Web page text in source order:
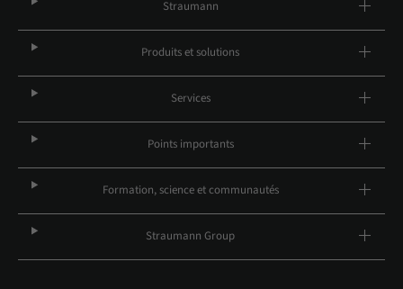
Straumann
Produits et solutions
Services
Points importants
Formation, science et communautés
Straumann Group